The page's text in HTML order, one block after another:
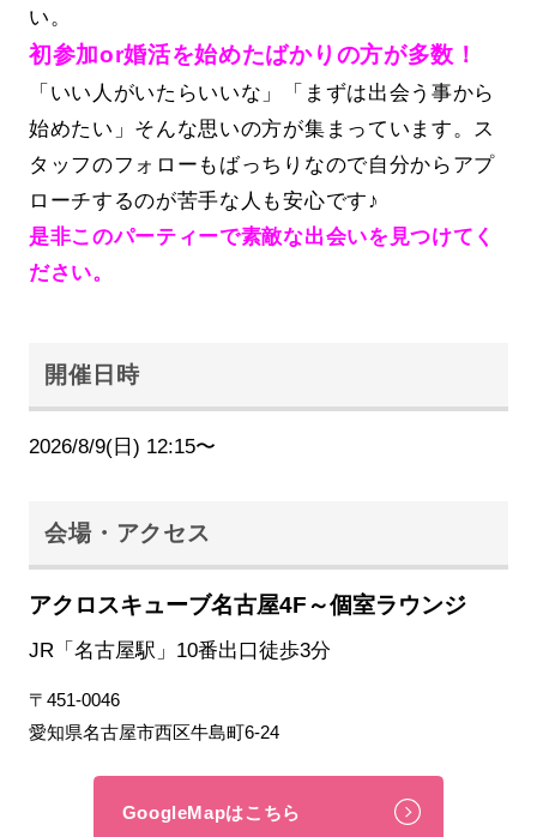
い。
初参加or婚活を始めたばかりの方が多数！
「いい人がいたらいいな」「まずは出会う事から
始めたい」そんな思いの方が集まっています。ス
タッフのフォローもばっちりなので自分からアプ
ローチするのが苦手な人も安心です♪
是非このパーティーで素敵な出会いを見つけてく
ださい。
開催日時
2026/8/9(日) 12:15〜
会場・アクセス
アクロスキューブ名古屋4F～個室ラウンジ
JR「名古屋駅」10番出口徒歩3分
〒451-0046
愛知県名古屋市西区牛島町6-24
GoogleMapはこちら